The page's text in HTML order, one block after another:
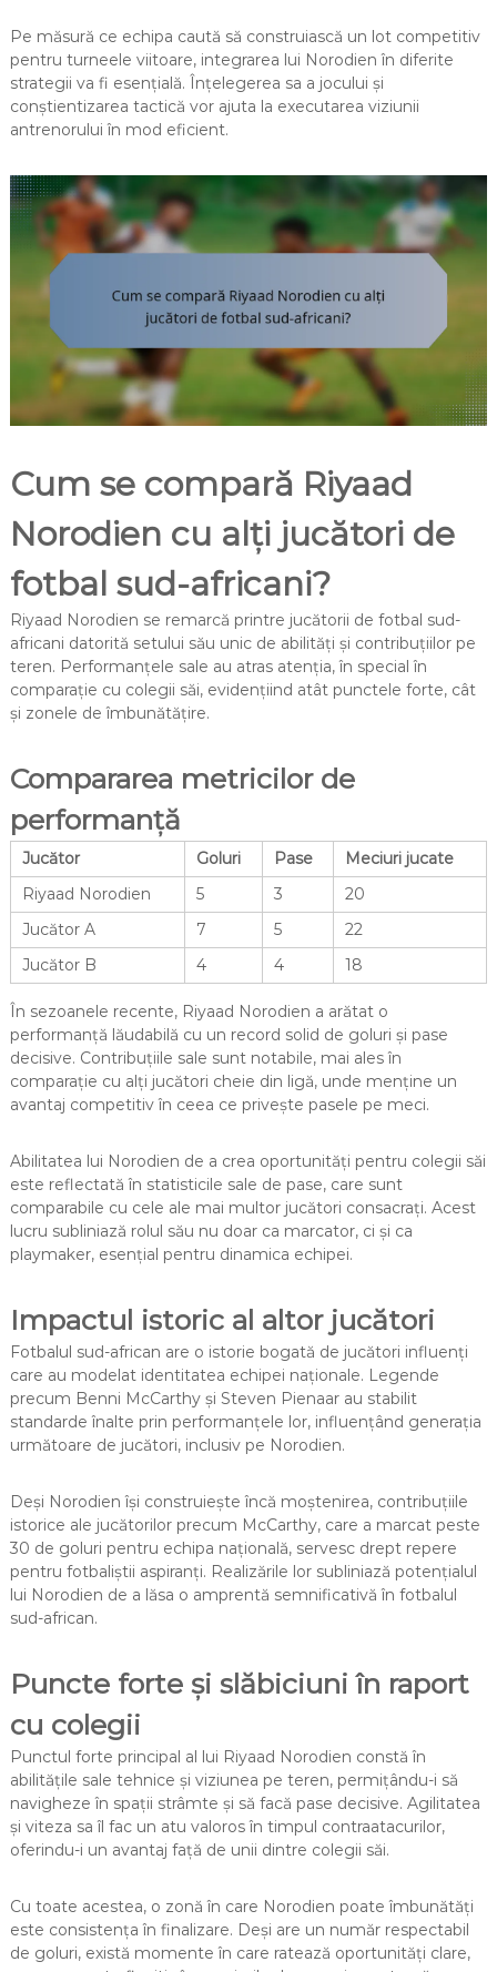
Pe măsură ce echipa caută să construiască un lot competitiv
pentru turneele viitoare, integrarea lui Norodien în diferite
strategii va fi esențială. Înțelegerea sa a jocului și
conștientizarea tactică vor ajuta la executarea viziunii
antrenorului în mod eficient.
Cum se compară Riyaad
Norodien cu alți jucători de
fotbal sud-africani?
Riyaad Norodien se remarcă printre jucătorii de fotbal sud-
africani datorită setului său unic de abilități și contribuțiilor pe
teren. Performanțele sale au atras atenția, în special în
comparație cu colegii săi, evidențiind atât punctele forte, cât
și zonele de îmbunătățire.
Compararea metricilor de
performanță
Jucător Goluri Pase
Meciuri jucate
Riyaad Norodien
5 3
20
Jucător A
7 5
22
Jucător B
4 4 18
În sezoanele recente, Riyaad Norodien a arătat o
performanță lăudabilă cu un record solid de goluri și pase
decisive. Contribuțiile sale sunt notabile, mai ales în
comparație cu alți jucători cheie din ligă, unde menține un
avantaj competitiv în ceea ce privește pasele pe meci.
Abilitatea lui Norodien de a crea oportunități pentru colegii săi
este reflectată în statisticile sale de pase, care sunt
comparabile cu cele ale mai multor jucători consacrați. Acest
lucru subliniază rolul său nu doar ca marcator, ci și ca
playmaker, esențial pentru dinamica echipei.
Impactul istoric al altor jucători
Fotbalul sud-african are o istorie bogată de jucători influenți
care au modelat identitatea echipei naționale. Legende
precum Benni McCarthy și Steven Pienaar au stabilit
standarde înalte prin performanțele lor, influențând generația
următoare de jucători, inclusiv pe Norodien.
Deși Norodien își construiește încă moștenirea, contribuțiile
istorice ale jucătorilor precum McCarthy, care a marcat peste
30 de goluri pentru echipa națională, servesc drept repere
pentru fotbaliștii aspiranți. Realizările lor subliniază potențialul
lui Norodien de a lăsa o amprentă semnificativă în fotbalul
sud-african.
Puncte forte și slăbiciuni în raport
cu colegii
Punctul forte principal al lui Riyaad Norodien constă în
abilitățile sale tehnice și viziunea pe teren, permițându-i să
navigheze în spații strâmte și să facă pase decisive. Agilitatea
și viteza sa îl fac un atu valoros în timpul contraatacurilor,
oferindu-i un avantaj față de unii dintre colegii săi.
Cu toate acestea, o zonă în care Norodien poate îmbunătăți
este consistența în finalizare. Deși are un număr respectabil
de goluri, există momente în care ratează oportunități clare,